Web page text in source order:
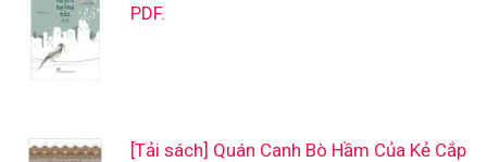
PDF.
[Tải sách] Quán Canh Bò Hầm Của Kẻ Cắp